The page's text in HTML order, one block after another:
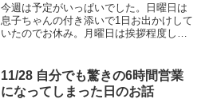
今週は予定がいっぱいでした。日曜日は
息子ちゃんの付き添いで1日お出かけして
いたのでお休み。月曜日は挨拶程度しか
ー先輩にお願いして食事会を開いてもら
いました。大好きなタン...
11/28 自分でも驚きの6時間営業
になってしまった日のお話